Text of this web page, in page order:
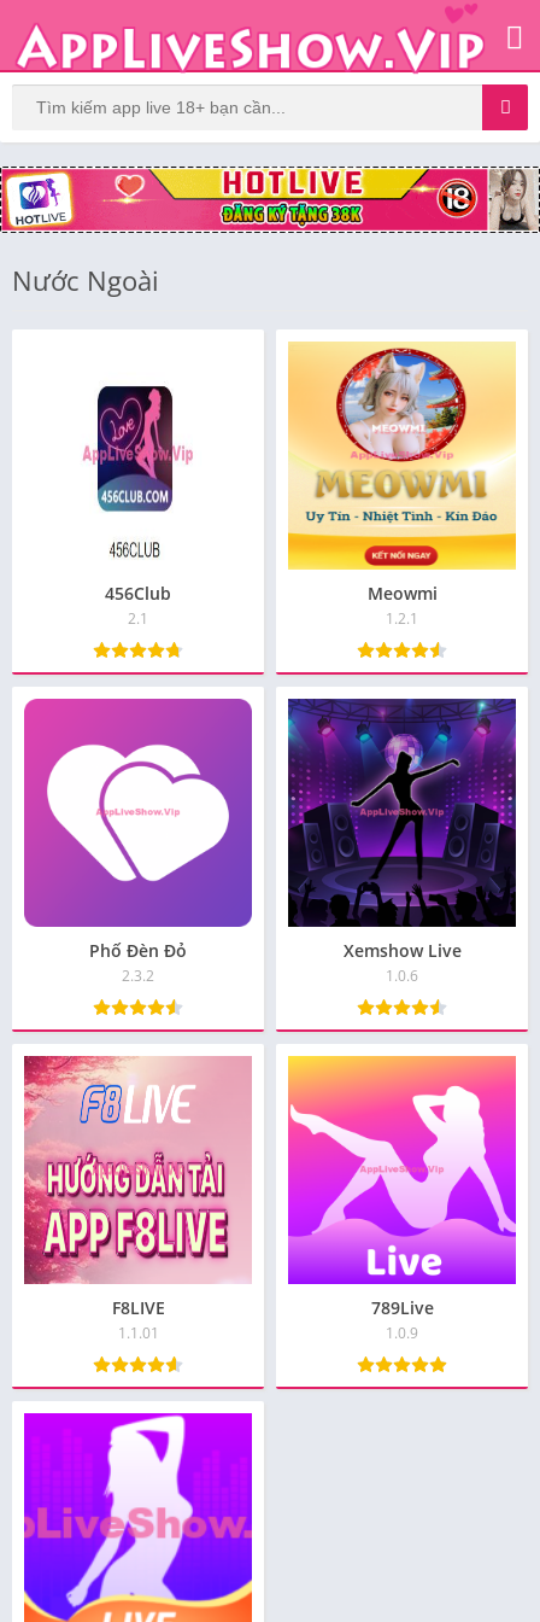
Nước Ngoài
456Club
2.1
Meowmi
1.2.1
Phố Đèn Đỏ
2.3.2
Xemshow Live
1.0.6
F8LIVE
1.1.01
789Live
1.0.9